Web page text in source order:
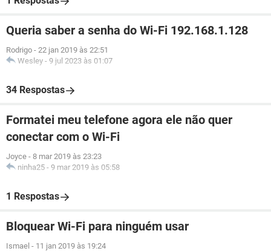
Queria saber a senha do Wi-Fi 192.168.1.128
Rodrigo - 22 jan 2019 às 22:51
Wesley - 9 jul 2023 às 01:07
34 Respostas
Formatei meu telefone agora ele não quer
conectar com o Wi-Fi
Joyce - 8 mar 2019 às 23:23
ninha25 - 9 mar 2019 às 05:58
1 Respostas
Bloquear Wi-Fi para ninguém usar
Ismael - 11 jan 2019 às 19:24